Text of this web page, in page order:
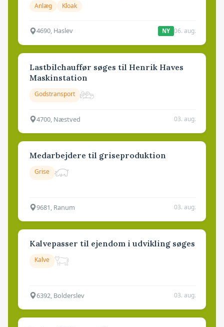
Anlæg Kloak
4690, Haslev NY 06. aug.
Lastbilchauffør søges til Henrik Haves
Maskinstation
Godstransport
4700, Næstved 03. aug.
Medarbejdere til griseproduktion
Grise
9681, Ranum 03. aug.
Kalvepasser til ejendom i udvikling søges
Kalve
6392, Bolderslev 03. aug.